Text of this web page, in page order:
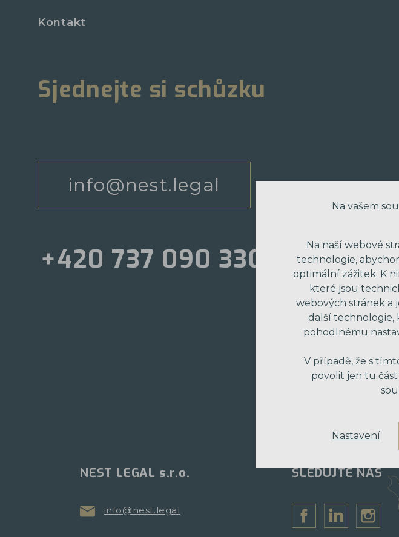
Kontakt
Sjednejte si schůzku
info@nest.legal
+420 737 090 330
NEST LEGAL s.r.o.
info@nest.legal
SLEDUJTE NÁS
Na vašem
Na naší webové
technologie,
optimální zážitek. K
které jsou
webových stránek a
další technologie,
pohodlnému
V případě, že s
povolit jen tu
Nastavení